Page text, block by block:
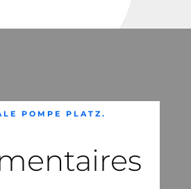
POMPE PLATZ.